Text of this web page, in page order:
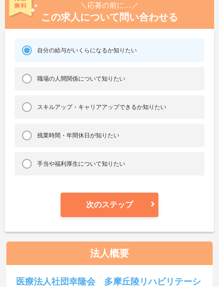
＼応募の前に…／
この求人について問い合わせる
自分の給与がいくらになるか知りたい
職場の人間関係について知りたい
スキルアップ・キャリアアップできるか知りたい
残業時間・年間休日が知りたい
手当や福利厚生について知りたい
次のステップ
法人概要
医療法人社団幸隆会 多摩丘陵リハビリテーシ